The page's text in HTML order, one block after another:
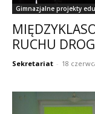
Gimnazjalne projekty
RUCHU
Sekretariat - 18